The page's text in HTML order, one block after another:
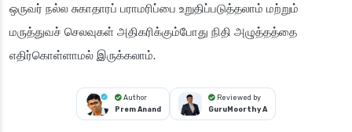
ஒருவர் நல்ல சுகாதாரப் பராமரிப்பை உறுதிப்படுத்தலாம் மற்றும்
மருத்துவச் செலவுகள் அதிகரிக்கும்போது நிதி அழுத்தத்தை
எதிர்கொள்ளாமல் இருக்கலாம்.
Author
Prem Anand
Reviewed by
GuruMoorthy A